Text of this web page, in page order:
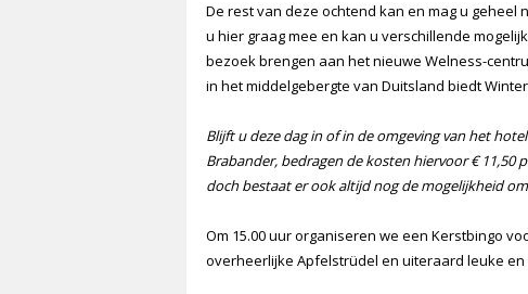
De rest van deze ochtend kan en mag u geheel
u hier graag mee en kan u verschillende
bezoek brengen aan het nieuwe Welness-
in het middelgebergte van Duitsland biedt
Blijft u deze dag in of in de omgeving van het
Brabander, bedragen de kosten hiervoor € 11,50
doch bestaat er ook altijd nog de mogelijkheid
Om 15.00 uur organiseren we een Kerstbingo
overheerlijke Apfelstrüdel en uiteraard leuke